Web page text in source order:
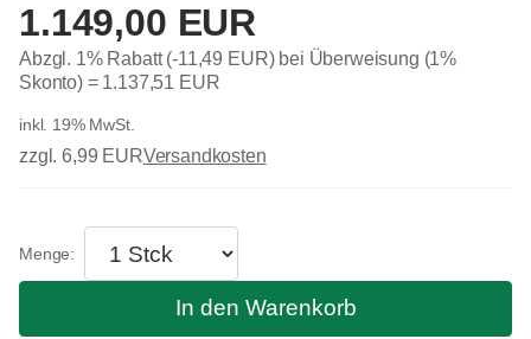
1.149,00 EUR
Abzgl. 1% Rabatt (-11,49 EUR) bei Überweisung (1%
Skonto) = 1.137,51 EUR
inkl. 19% MwSt.
zzgl. 6,99 EURVersandkosten
In den Warenkorb